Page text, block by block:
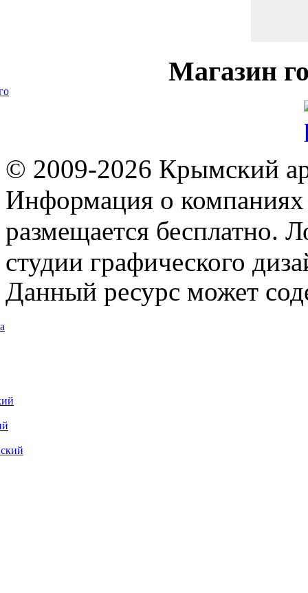
Магазин
© 2009-2026 Крымский
Информация о компаниях
размещается бесплатно.
студии графического
Данный ресурс может